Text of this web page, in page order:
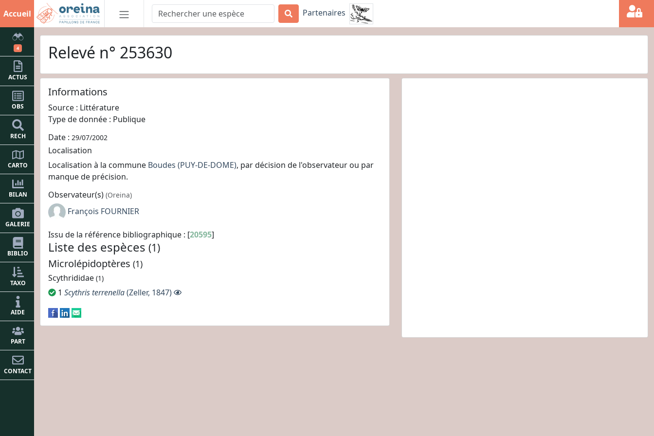
Accueil Partenaires
4
ACTUS
OBS
RECH
CARTO
BILAN
GALERIE
BIBLIO
TAXO
AIDE
PART
CONTACT
Relevé n° 253630
Informations
Source : Littérature
Type de donnée : Publique
Date : 29/07/2002
Localisation
Localisation à la commune Boudes (PUY-DE-DOME), par décision de l'observateur ou par
manque de précision.
Observateur(s) (Oreina)
François FOURNIER
Issu de la référence bibliographique : [20595]
Liste des espèces (1)
Microlépidoptères (1)
Scythrididae (1)
1 Scythris terrenella(Zeller, 1847)